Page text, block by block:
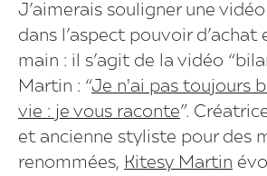
J’aimerais souligner une
dans l’aspect pouvoir d’achat
main : il s’agit de la vidéo
Martin : “Je n'ai pas toujours
vie : je vous raconte”.
et ancienne styliste pour des
renommées, Kitesy Martin